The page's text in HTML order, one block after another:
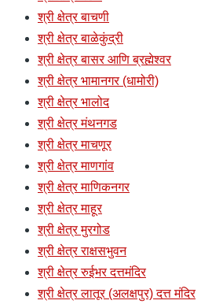
श्री क्षेत्र बाचणी
श्री क्षेत्र बाळेकुंद्री
श्री क्षेत्र बासर आणि ब्रह्मेश्वर
श्री क्षेत्र भामानगर (धामोरी)
श्री क्षेत्र भालोद
श्री क्षेत्र मंथनगड
श्री क्षेत्र माचणूर
श्री क्षेत्र माणगांव
श्री क्षेत्र माणिकनगर
श्री क्षेत्र माहूर
श्री क्षेत्र मुरगोड
श्री क्षेत्र राक्षसभुवन
श्री क्षेत्र रुईभर दत्तमंदिर
श्री क्षेत्र लातूर (अलक्षपुर) दत्त मंदिर